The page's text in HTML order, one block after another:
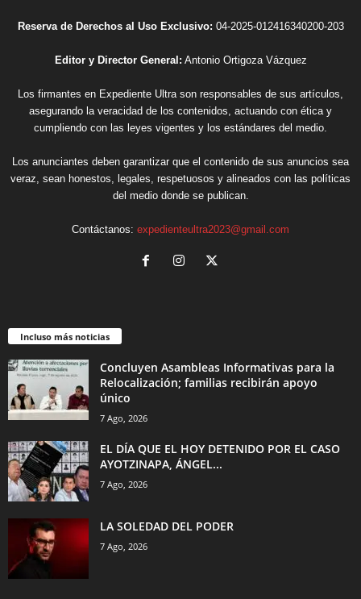
Reserva de Derechos al Uso Exclusivo: 04-2025-012416340200-203
Editor y Director General: Antonio Ortigoza Vázquez
Los firmantes en Expediente Ultra son responsables de sus artículos,
asegurando la veracidad de los contenidos, actuando con ética y
cumpliendo con las leyes vigentes y los estándares del medio.
Los anunciantes deben garantizar que el contenido de sus anuncios sea
veraz, sean honestos, legales, respetuosos y alineados con las políticas
del medio donde se publican.
Contáctanos: expedienteultra2023@gmail.com
Incluso más noticias
Concluyen Asambleas Informativas para la
Relocalización; familias recibirán apoyo
único
7 Ago, 2026
EL DÍA QUE EL HOY DETENIDO POR EL CASO
AYOTZINAPA, ÁNGEL...
7 Ago, 2026
LA SOLEDAD DEL PODER
7 Ago, 2026